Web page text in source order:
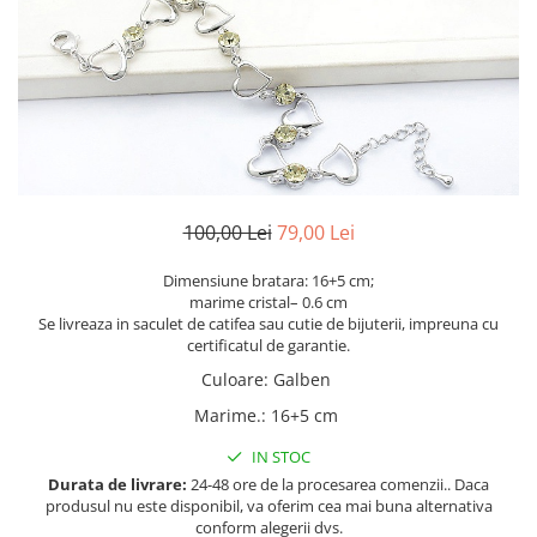
Cadouri barbati
Seturi cadou barbati
Seturi cadou barbati portofel si curea
Cadouri copii bebelusi 0+
Lenjerii de pat Disney
Sticlă pentru apa Personalizată
Sepci personalizate
Seturi cadou pentru copii KID's Collection
Etichete scolare
Sepci personalizate
Bannere personalizate scoli si gradinite
Agende si caiete personalizate
100,00 Lei 79,00 Lei
Dimensiune bratara: 16+5 cm;
marime cristal– 0.6 cm
Se livreaza in saculet de catifea sau cutie de bijuterii, impreuna cu
certificatul de garantie.
Culoare: Galben
Marime.: 16+5 cm
IN STOC
Durata de livrare: 24-48 ore de la procesarea comenzii.. Daca
produsul nu este disponibil, va oferim cea mai buna alternativa
conform alegerii dvs.